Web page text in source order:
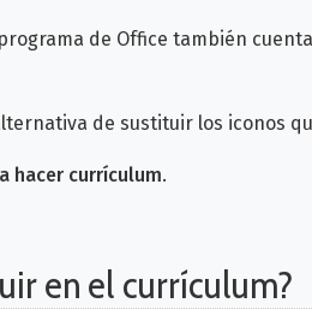
de Office también
de sustituir los iconos
hacer currículum.
en el currículum?